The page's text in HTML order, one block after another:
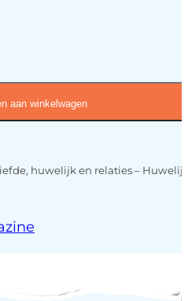
aan winkelwagen
huwelijk en relaties –